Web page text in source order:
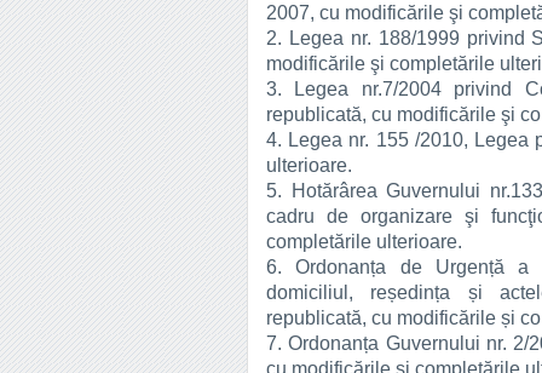
2007, cu modificările şi
2. Legea nr. 188/1999 privind
modificările şi completările
3. Legea nr.7/2004 privind
republicată, cu modificările şi
4. Legea nr. 155 /2010, Legea
ulterioare.
5. Hotărârea Guvernului
cadru de organizare şi
completările ulterioare.
6. Ordonanța de Urgență a
domiciliul, reședința și
republicată, cu modificările și
7. Ordonanța Guvernului nr. 2/
cu modificările și completările